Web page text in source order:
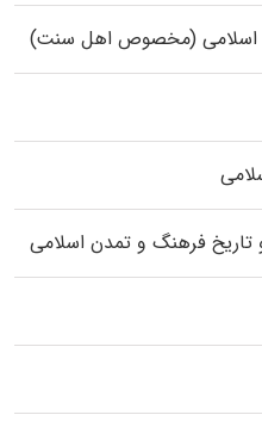
اسلامی (مخصوص اهل سنت)
تاریخ فرهنگ و تمدن اسلامی